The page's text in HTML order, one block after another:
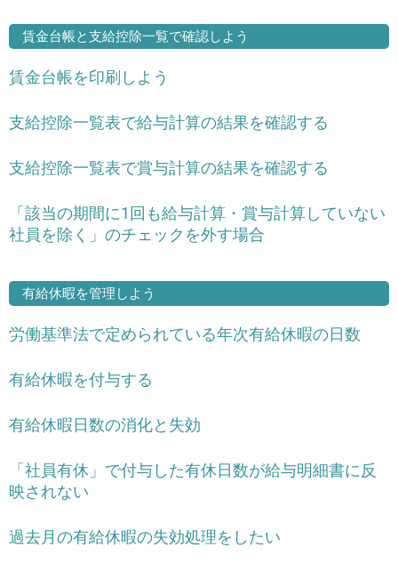
賃金台帳と支給控除一覧で確認しよう
賃金台帳を印刷しよう
支給控除一覧表で給与計算の結果を確認する
支給控除一覧表で賞与計算の結果を確認する
「該当の期間に1回も給与計算・賞与計算していない
社員を除く」のチェックを外す場合
有給休暇を管理しよう
労働基準法で定められている年次有給休暇の日数
有給休暇を付与する
有給休暇日数の消化と失効
「社員有休」で付与した有休日数が給与明細書に反
映されない
過去月の有給休暇の失効処理をしたい